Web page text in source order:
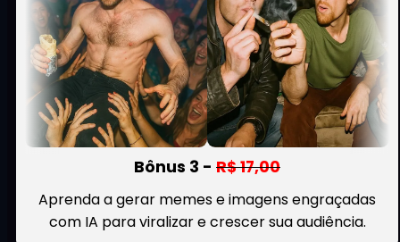
Bônus 3 - R$ 17,00
Aprenda a gerar memes e imagens engraçadas
com IA para viralizar e crescer sua audiência.